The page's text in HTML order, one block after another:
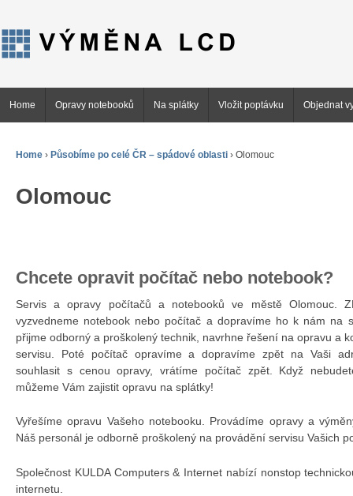
Home Opravy notebooků Na splátky Vložit poptávku Objednat
Home › Působíme po celé ČR – spádové oblasti › Olomouc
Olomouc
Chcete opravit počítač nebo notebook?
Servis a opravy počítačů a notebooků ve městě Olomouc.
vyzvedneme notebook nebo počítač a dopravíme ho k nám na
přijme odborný a proškolený technik, navrhne řešení na opravu a
servisu. Poté počítač opravíme a dopravíme zpět na Vaši
souhlasit s cenou opravy, vrátíme počítač zpět. Když
můžeme Vám zajistit opravu na splátky!
Vyřešíme opravu Vašeho notebooku. Provádíme opravy a
Náš personál je odborně proškolený na provádění servisu Vašich
Společnost KULDA Computers & Internet nabízí nonstop
internetu.